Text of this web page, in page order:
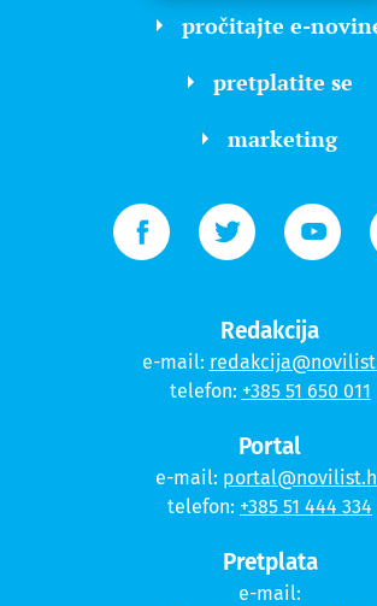
pročitajte e-
pretplatite se
marketing
Redakcija
e-mail:
telefon: +385 51 650 011
Portal
e-mail:
telefon: +385 51 444 334
Pretplata
e-mail: